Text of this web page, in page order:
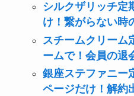
シルクザリッチ定
け！繋がらない時
スチームクリーム
ームで！会員の退
銀座ステファニー
ページだけ！解約